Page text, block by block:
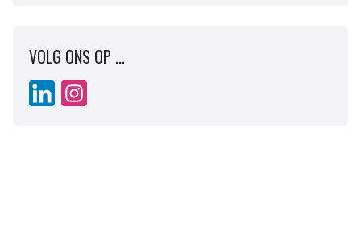
VOLG ONS OP ...